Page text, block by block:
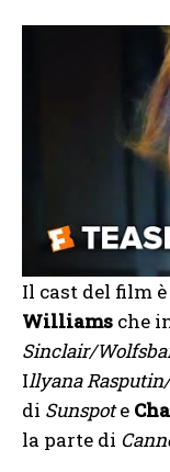
Il cast del film
Williams che
Sinclair/
Illyana
di Sunspote
la parte di